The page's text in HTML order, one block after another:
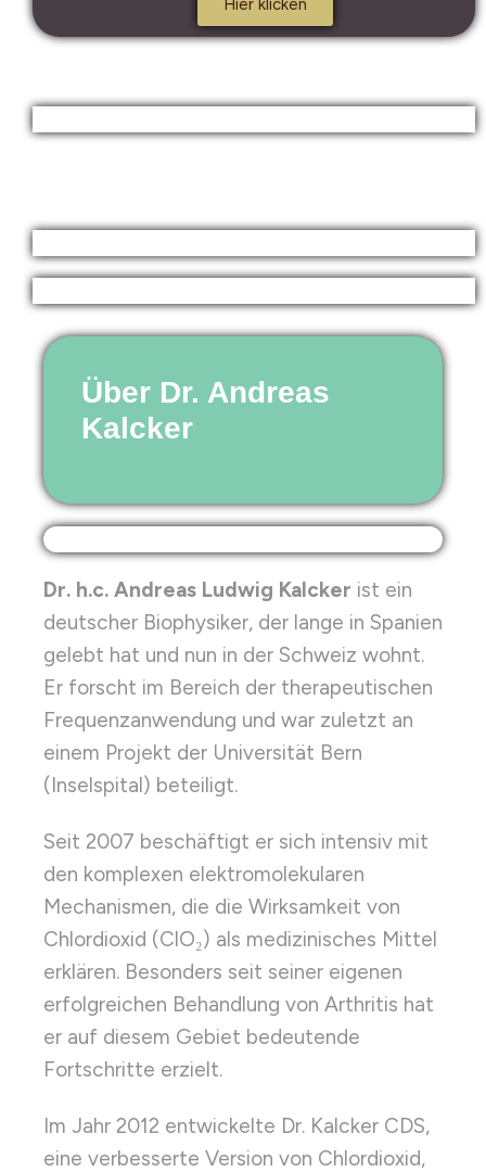
Hier klicken
Über Dr. Andreas
Kalcker
Dr. h.c. Andreas Ludwig Kalcker ist ein
deutscher Biophysiker, der lange in Spanien
gelebt hat und nun in der Schweiz wohnt.
Er forscht im Bereich der therapeutischen
Frequenzanwendung und war zuletzt an
einem Projekt der Universität Bern
(Inselspital) beteiligt.
Seit 2007 beschäftigt er sich intensiv mit
den komplexen elektromolekularen
Mechanismen, die die Wirksamkeit von
Chlordioxid (ClO₂) als medizinisches Mittel
erklären. Besonders seit seiner eigenen
erfolgreichen Behandlung von Arthritis hat
er auf diesem Gebiet bedeutende
Fortschritte erzielt.
Im Jahr 2012 entwickelte Dr. Kalcker CDS,
eine verbesserte Version von Chlordioxid,